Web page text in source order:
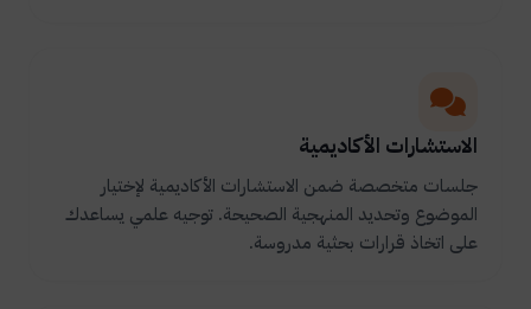
الاستشارات الأكاديمية
جلسات متخصصة ضمن الاستشارات الأكاديمية لإختيار
الموضوع وتحديد المنهجية الصحيحة. توجيه علمي يساعدك
على اتخاذ قرارات بحثية مدروسة.